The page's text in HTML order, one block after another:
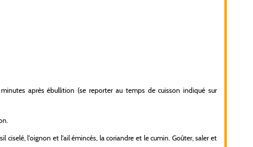
après ébullition (se reporter au temps de cuisson indiqué sur
l'oignon et l'ail émincés, la coriandre et le cumin. Goûter, saler et